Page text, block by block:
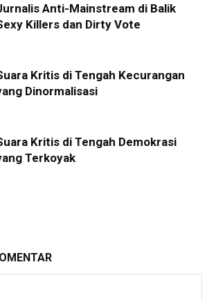
Anti-Mainstream di Balik
Killers dan Dirty Vote
Kritis di Tengah Kecurangan
Dinormalisasi
Kritis di Tengah Demokrasi
Terkoyak